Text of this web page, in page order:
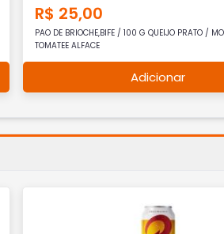
R$ 25,00
PAO DE BRIOCHE,BIFE / 100 G QUEIJO PRATO /
TOMATEE ALFACE
Adicionar